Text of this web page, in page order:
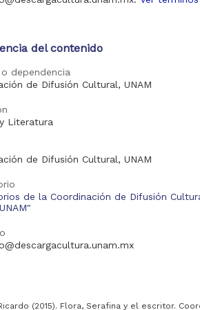
del contenido
dependencia
de Difusión Cultural, UNAM
Literatura
de Difusión Cultural, UNAM
de la Coordinación de Difusión
(2015). Flora, Serafina y el escritor.